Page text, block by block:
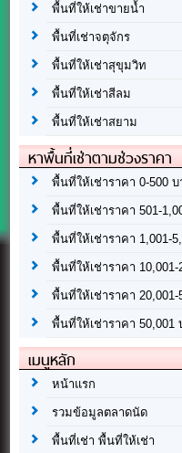
พื้นที่ให้เช่าขายน้ำ
พื้นที่เช่าจตุจักร
พื้นที่ให้เช่าสุขุมวิท
พื้นที่ให้เช่าสีลม
พื้นที่ให้เช่าสยาม
หาพื้นที่เช่าตามช่วงราคา
พื้นที่ให้เช่าราคา 0-500 บ
พื้นที่ให้เช่าราคา 501-
พื้นที่ให้เช่าราคา 1,001-
พื้นที่ให้เช่าราคา 10,001-
พื้นที่ให้เช่าราคา 20,001-
พื้นที่ให้เช่าราคา 50,001
เมนูหลัก
หน้าแรก
รวมข้อมูลตลาดนัด
พื้นที่เช่า พื้นที่ให้เช่า